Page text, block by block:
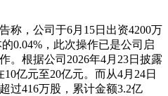
称，公司于6月15日出资4200万
0.04%，此次操作已是公司启
。根据公司2026年4月23日披露
亿元至20亿元。而从4月24日
过416万股，累计金额3.2亿